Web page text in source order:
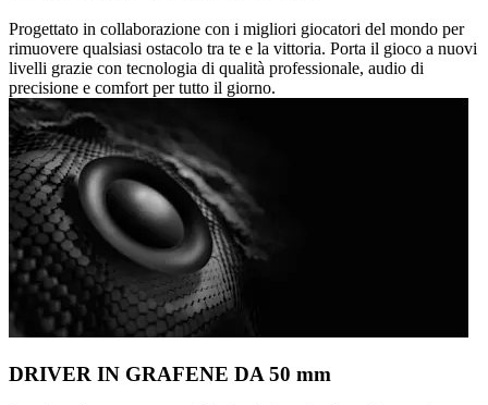
Progettato in collaborazione con i migliori giocatori del mondo per
rimuovere qualsiasi ostacolo tra te e la vittoria. Porta il gioco a nuovi
livelli grazie con tecnologia di qualità professionale, audio di
precisione e comfort per tutto il giorno.
DRIVER IN GRAFENE DA 50 mm